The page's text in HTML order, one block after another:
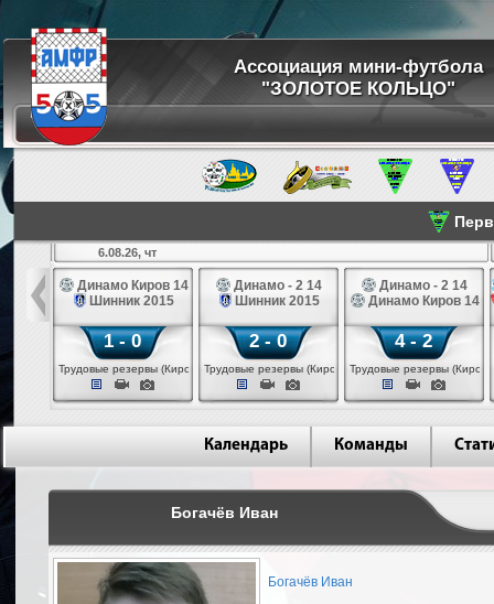
Ассоциация мини-футбола
"ЗОЛОТОЕ КОЛЬЦО"
14
6.08.26, чт
Динамо Киров 14
Шинник 2015
1 - 0
Трудовые резервы (Киров)
Динамо - 2 14
Шинник 2015
2 - 0
Трудовые резервы (Киров)
Динамо - 2 14
Динамо Киров 14
4 - 2
Трудовые резервы (Киров)
Календарь Команды
Богачёв Иван
Богачёв Иван